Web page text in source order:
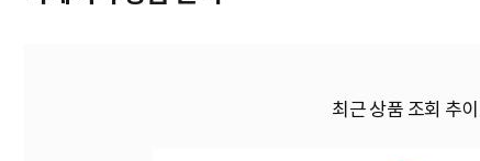
최근 상품 조회 추이